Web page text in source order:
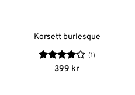
Korsett burlesque
Betygsatt
(1)
399 kr